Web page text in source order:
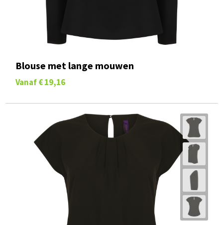
Blouse met lange mouwen
Vanaf € 19,16